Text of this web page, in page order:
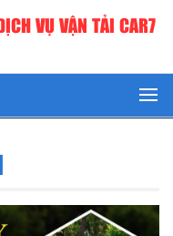
VỤ VẬN TẢI CAR7